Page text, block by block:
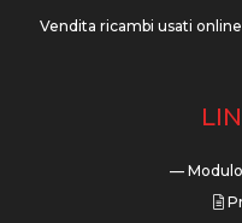
Vendita ricambi usati
—